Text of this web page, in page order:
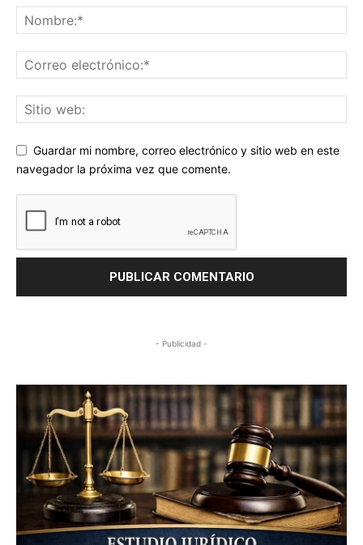
Guardar mi nombre, correo electrónico y sitio web en este
navegador la próxima vez que comente.
- Publicidad -